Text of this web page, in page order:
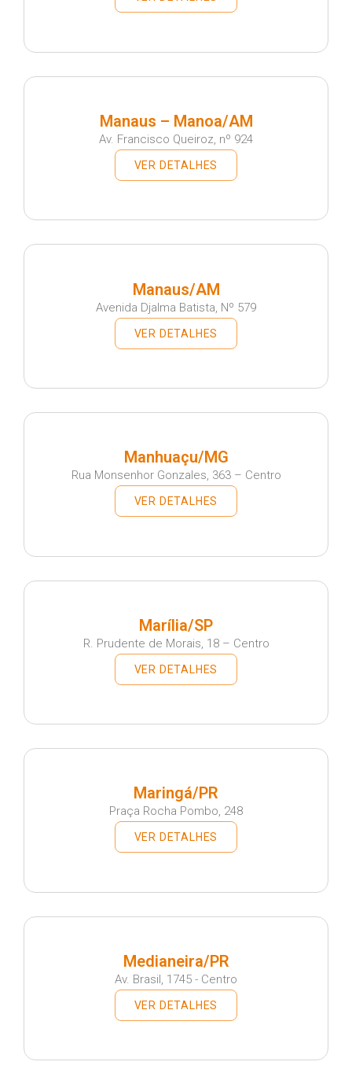
Manaus – Manoa/AM
Av. Francisco Queiroz, nº 924
VER DETALHES
Manaus/AM
Avenida Djalma Batista, Nº 579
VER DETALHES
Manhuaçu/MG
Rua Monsenhor Gonzales, 363 – Centro
VER DETALHES
Marília/SP
R. Prudente de Morais, 18 – Centro
VER DETALHES
Maringá/PR
Praça Rocha Pombo, 248
VER DETALHES
Medianeira/PR
Av. Brasil, 1745 - Centro
VER DETALHES